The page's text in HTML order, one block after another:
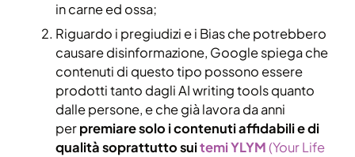
in carne ed ossa;
Riguardo i pregiudizi e i Bias che potrebbero
causare disinformazione, Google spiega che
contenuti di questo tipo possono essere
prodotti tanto dagli AI writing tools quanto
dalle persone, e che già lavora da anni
perpremiare solo i contenuti affidabili e di
qualità soprattutto suitemi YLYM(Your Life